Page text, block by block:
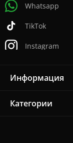
Whatsapp
TikTok
Instagram
Информация
Категории